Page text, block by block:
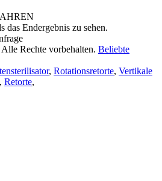
das Endergebnis zu sehen.
Rechte vorbehalten. Beliebte
, Rotationsretorte, Vertikale
, Retorte,